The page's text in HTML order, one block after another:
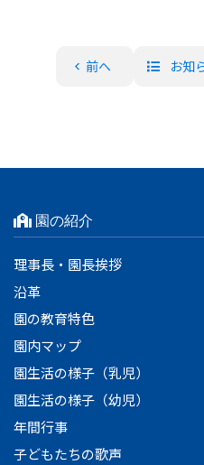
前へ お知
園の紹介
理事長・園長挨拶
沿革
園の教育特色
園内マップ
園生活の様子（乳児）
園生活の様子（幼児）
年間行事
子どもたちの歌声